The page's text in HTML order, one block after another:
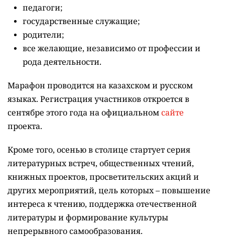
педагоги;
государственные служащие;
родители;
все желающие, независимо от профессии и
рода деятельности.
Марафон проводится на казахском и русском
языках. Регистрация участников откроется в
сентябре этого года на официальномсайте
проекта.
Кроме того, осенью в столице стартует серия
литературных встреч, общественных чтений,
книжных проектов, просветительских акций и
других мероприятий, цель которых –повышение
интереса к чтению, поддержка отечественной
литературы и формирование культуры
непрерывного самообразования.